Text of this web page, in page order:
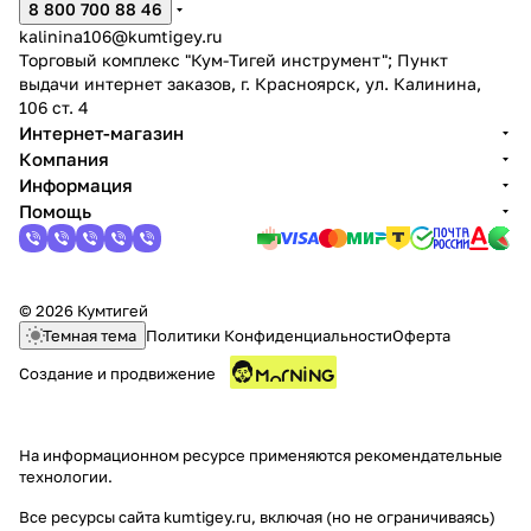
8 800 700 88 46
kalinina106@kumtigey.ru
Торговый комплекс "Кум-Тигей инструмент"; Пункт
выдачи интернет заказов, г. Красноярск, ул. Калинина,
106 ст. 4
Интернет-магазин
Компания
Информация
Помощь
© 2026 Кумтигей
Темная тема Политики КонфиденциальностиОферта
Создание и продвижение
На информационном ресурсе применяются рекомендательные
технологии.
Все ресурсы сайта kumtigey.ru, включая (но не ограничиваясь)